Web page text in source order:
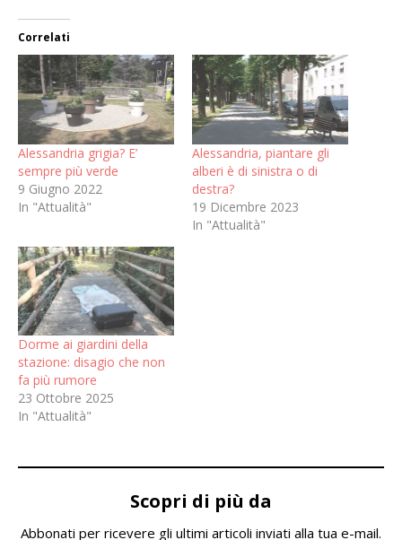
Correlati
Alessandria grigia? E’
sempre più verde
9 Giugno 2022
In "Attualità"
Alessandria, piantare gli
alberi è di sinistra o di
destra?
19 Dicembre 2023
In "Attualità"
Dorme ai giardini della
stazione: disagio che non
fa più rumore
23 Ottobre 2025
In "Attualità"
Scopri di più da
Abbonati per ricevere gli ultimi articoli inviati alla tua e-mail.